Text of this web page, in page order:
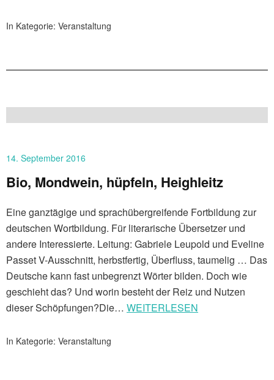
In Kategorie: Veranstaltung
14. September 2016
Bio, Mondwein, hüpfeln, Heighleitz
Eine ganztägige und sprachübergreifende Fortbildung zur
deutschen Wortbildung. Für literarische Übersetzer und
andere Interessierte. Leitung: Gabriele Leupold und Eveline
Passet V-Ausschnitt, herbstfertig, Überfluss, taumelig … Das
Deutsche kann fast unbegrenzt Wörter bilden. Doch wie
geschieht das? Und worin besteht der Reiz und Nutzen
dieser Schöpfungen?Die… WEITERLESEN
In Kategorie: Veranstaltung